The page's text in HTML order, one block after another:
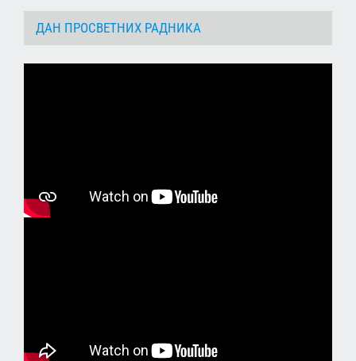
ДАН ПРОСВЕТНИХ РАДНИКА